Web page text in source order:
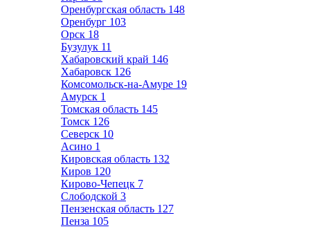
Оренбургская область 148
Оренбург 103
Орск 18
Бузулук 11
Хабаровский край 146
Хабаровск 126
Комсомольск-на-Амуре 19
Амурск 1
Томская область 145
Томск 126
Северск 10
Асино 1
Кировская область 132
Киров 120
Кирово-Чепецк 7
Слободской 3
Пензенская область 127
Пенза 105